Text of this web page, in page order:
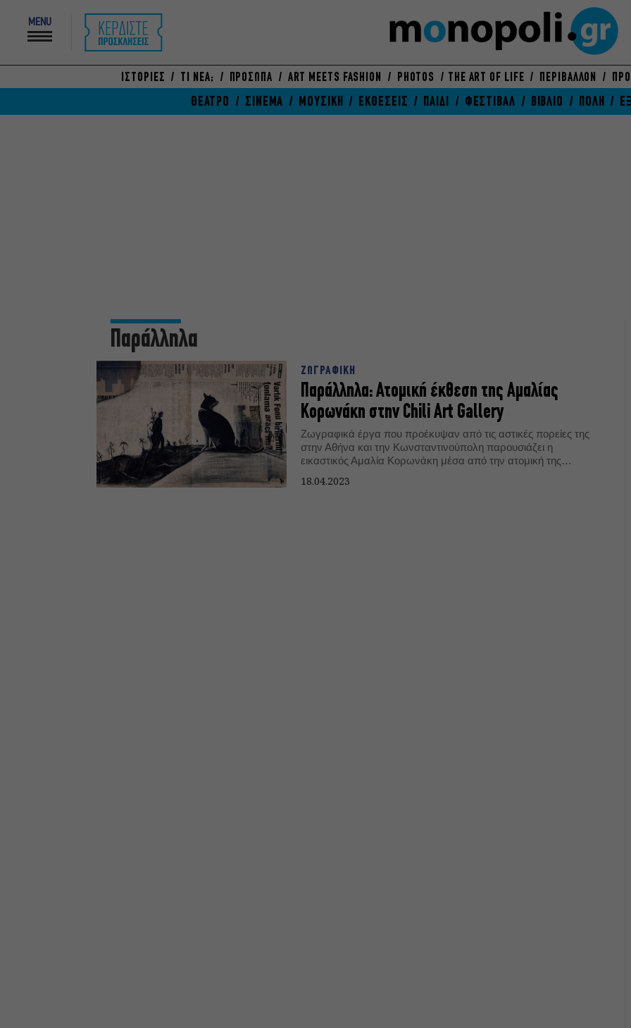
MENU
ΙΣΤΟΡΙΕΣ ΤΙ ΝΕΑ; ΠΡΟΣΩΠΑ ART MEETS FASHION PHOTOS THE ART OF LIFE ΠΕΡΙΒΑΛΛΟΝ
ΘΕΑΤΡΟ ΣΙΝΕΜΑ ΜΟΥΣΙΚΗ ΕΚΘΕΣΕΙΣ ΠΑΙΔΙ ΦΕΣΤΙΒΑΛ ΒΙΒΛΙΟ ΠΟΛΗ
Παράλληλα
ΖΩΓΡΑΦΙΚΗ
Παράλληλα: Ατομική έκθεση της Αμαλίας
Κορωνάκη στην Chili Art Gallery
Ζωγραφικά έργα που προέκυψαν από τις αστικές πορείες της
στην Αθήνα και την Κωνσταντινούπολη παρουσιάζει η
εικαστικός Αμαλία Κορωνάκη μέσα από την ατομική της
18.04.2023